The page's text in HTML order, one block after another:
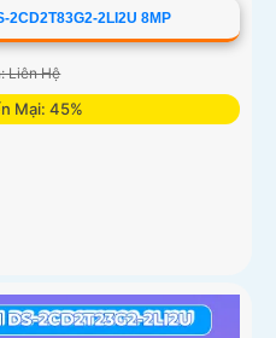
2CD2T83G2-2LI2U 8MP
Liên Hệ
Mại: 45%